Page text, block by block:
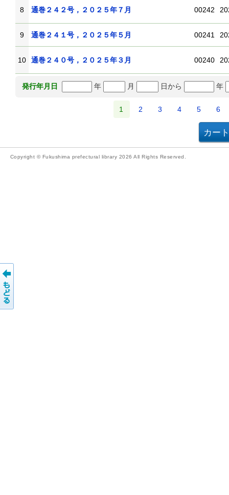
8 通巻２４２号，２０２５年７月 00242
9 通巻２４１号，２０２５年５月 00241
10 通巻２４０号，２０２５年３月 00240
発行年月日 年 月 日から 年
1 2 3 4 5 6
Copyright © Fukushima prefectural library 2026 All Rights Reserved.